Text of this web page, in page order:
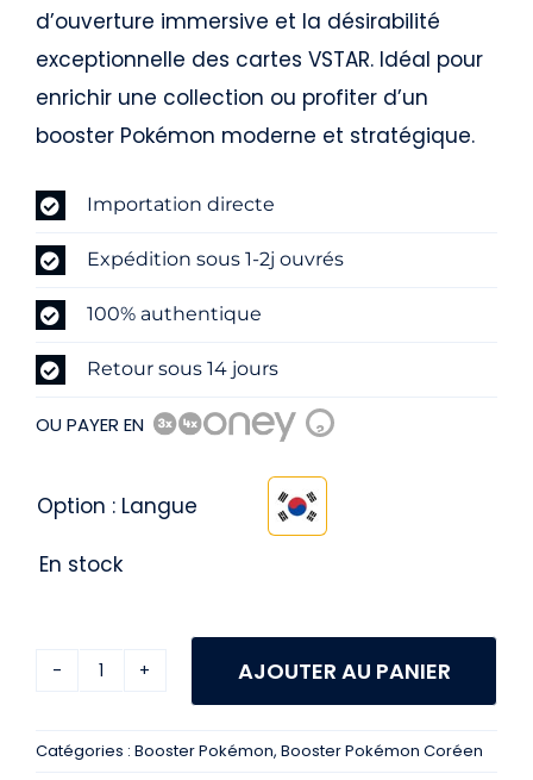
d’ouverture immersive et la désirabilité
exceptionnelle des cartes VSTAR. Idéal pour
enrichir une collection ou profiter d’un
booster Pokémon moderne et stratégique.
Importation directe
Expédition sous 1-2j ouvrés
100% authentique
Retour sous 14 jours
OU PAYER EN ?
Option : Langue
En stock
Booster
AJOUTER AU PANIER
Catégories : Booster Pokémon, Booster Pokémon Coréen